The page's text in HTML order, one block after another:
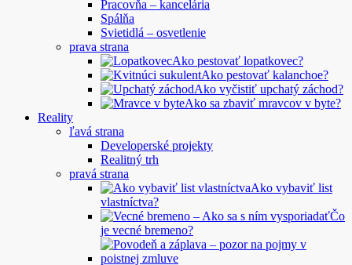
Pracovňa – kancelária
Spálňa
Svietidlá – osvetlenie
prava strana
Ako pestovať lopatkovec?
Ako pestovať kalanchoe?
Ako vyčistiť upchatý záchod?
Ako sa zbaviť mravcov v byte?
Reality
ľavá strana
Developerské projekty
Realitný trh
pravá strana
Ako vybaviť list
vlastníctva?
Čo
je vecné bremeno?